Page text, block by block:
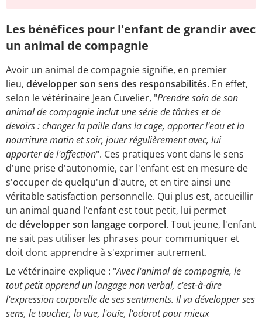
Les bénéfices pour l'enfant de grandir avec
un animal de compagnie
Avoir un animal de compagnie signifie, en premier
lieu, développer son sens des responsabilités. En effet,
selon le vétérinaire Jean Cuvelier, "Prendre soin de son
animal de compagnie inclut une série de tâches et de
devoirs : changer la paille dans la cage, apporter l'eau et la
nourriture matin et soir, jouer régulièrement avec, lui
apporter de l'affection". Ces pratiques vont dans le sens
d'une prise d'autonomie, car l'enfant est en mesure de
s'occuper de quelqu'un d'autre, et en tire ainsi une
véritable satisfaction personnelle. Qui plus est, accueillir
un animal quand l'enfant est tout petit, lui permet
dedévelopper son langage corporel. Tout jeune, l'enfant
ne sait pas utiliser les phrases pour communiquer et
doit donc apprendre à s'exprimer autrement.
Le vétérinaire explique : "Avec l'animal de compagnie, le
tout petit apprend un langage non verbal, c'est-à-dire
l'expression corporelle de ses sentiments. Il va développer ses
sens, le toucher, la vue, l'ouïe, l'odorat pour mieux